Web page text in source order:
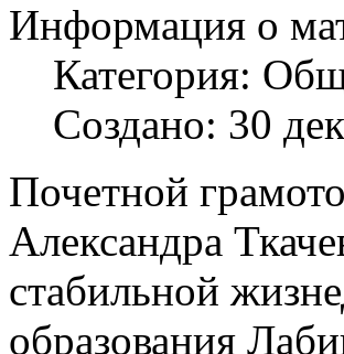
Информация о
Категория:
Создано: 30
Почетной
Александра
стабильной
образования